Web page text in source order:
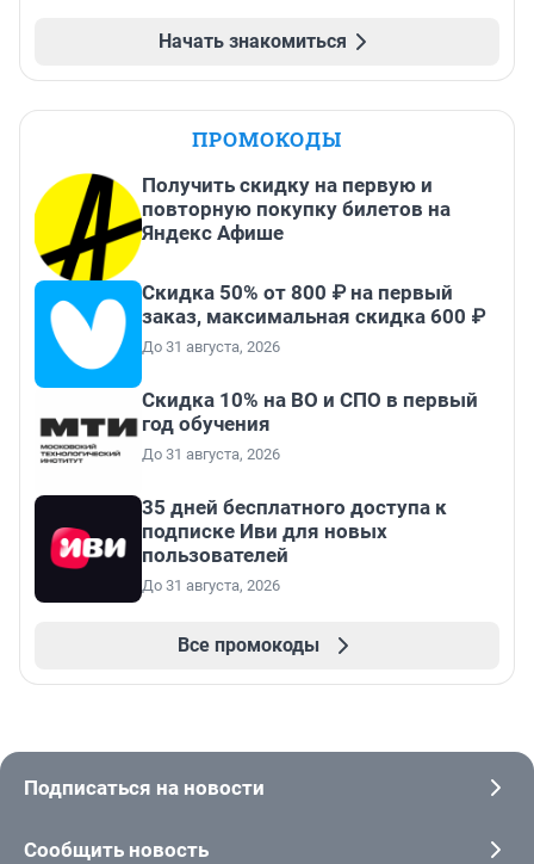
Начать знакомиться
ПРОМОКОДЫ
Получить скидку на первую и
повторную покупку билетов на
Яндекс Афише
Скидка 50% от 800 ₽ на первый
заказ, максимальная скидка 600 ₽
До 31 августа, 2026
Скидка 10% на ВО и СПО в первый
год обучения
До 31 августа, 2026
35 дней бесплатного доступа к
подписке Иви для новых
пользователей
До 31 августа, 2026
Все промокоды
Подписаться на новости
Сообщить новость